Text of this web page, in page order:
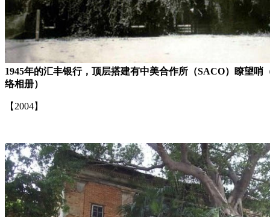
1945年的汇丰银行，顶层搭建有中美合作所（SACO）瞭望哨
络相册）
【2004】